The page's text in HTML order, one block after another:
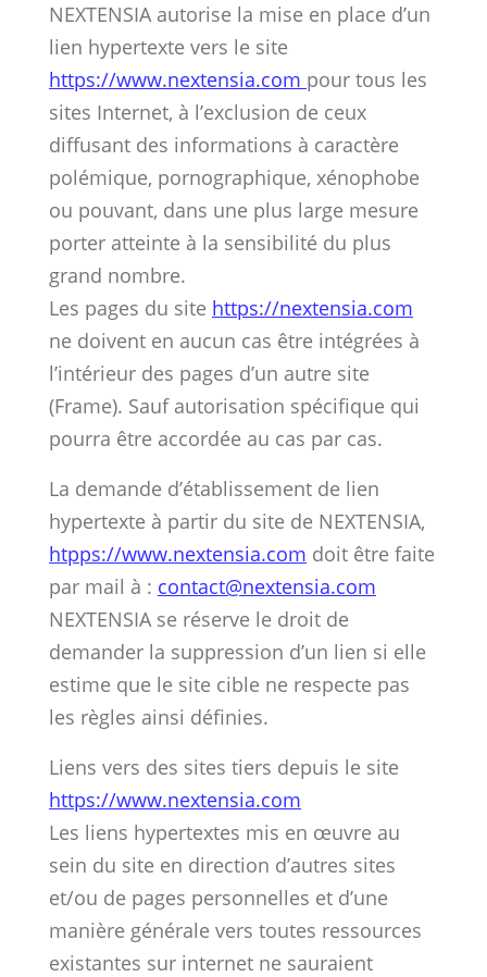
NEXTENSIA autorise la mise en place d’un
lien hypertexte vers le site
https://www.nextensia.com pour tous les
sites Internet, à l’exclusion de ceux
diffusant des informations à caractère
polémique, pornographique, xénophobe
ou pouvant, dans une plus large mesure
porter atteinte à la sensibilité du plus
grand nombre.
Les pages du site https://nextensia.com
ne doivent en aucun cas être intégrées à
l’intérieur des pages d’un autre site
(Frame). Sauf autorisation spécifique qui
pourra être accordée au cas par cas.
La demande d’établissement de lien
hypertexte à partir du site de NEXTENSIA,
htpps://www.nextensia.com doit être faite
par mail à : contact@nextensia.com
NEXTENSIA se réserve le droit de
demander la suppression d’un lien si elle
estime que le site cible ne respecte pas
les règles ainsi définies.
Liens vers des sites tiers depuis le site
https://www.nextensia.com
Les liens hypertextes mis en œuvre au
sein du site en direction d’autres sites
et/ou de pages personnelles et d’une
manière générale vers toutes ressources
existantes sur internet ne sauraient